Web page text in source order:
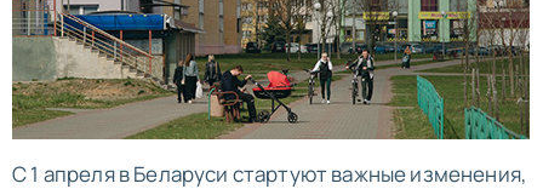
С 1 апреля в Беларуси стартуют важные изменения,